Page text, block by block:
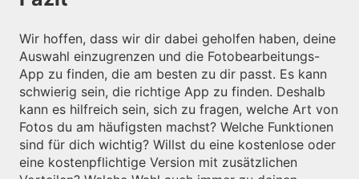
Wir hoffen, dass wir dir dabei geholfen haben, deine
Auswahl einzugrenzen und die Fotobearbeitungs-
App zu finden, die am besten zu dir passt. Es kann
schwierig sein, die richtige App zu finden. Deshalb
kann es hilfreich sein, sich zu fragen, welche Art von
Fotos du am häufigsten machst? Welche Funktionen
sind für dich wichtig? Willst du eine kostenlose oder
eine kostenpflichtige Version mit zusätzlichen